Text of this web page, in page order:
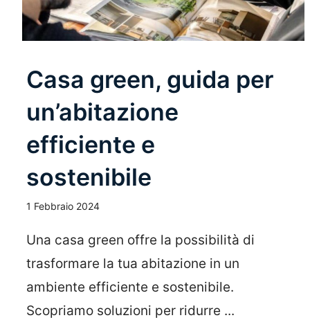
Casa green, guida per
un’abitazione
efficiente e
sostenibile
1 Febbraio 2024
Una casa green offre la possibilità di
trasformare la tua abitazione in un
ambiente efficiente e sostenibile.
Scopriamo soluzioni per ridurre ...